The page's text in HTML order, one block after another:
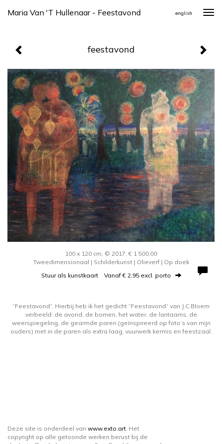
Maria Van 't Hullenaar - Feestavond english
feestavond
100 x 120 cm, © 2017, € 1 500,00
Tweedimensionaal | Schilderkunst | Olieverf | Op doek
Stuur als kunstkaart Vanaf € 2,95 excl. porto
“Feestavond”. Hierbij heb ik het gedicht “Feestavond” van J.C.Bloem
verbeeld: de avond, de bomen, het water, de lantaarns, de
weerspiegeling, de gearmde paren (geïnspireerd op foto’s van mijn
ouders) met in de paren als extra laag, vuurwerk kermis en feestzaal.
Deze site is onderdeel van www.exto.art. Het
copyright op alle getoonde werken berust bij de